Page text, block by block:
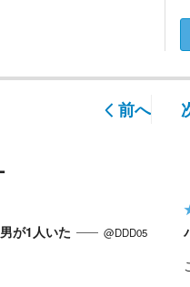
前へ
が1人いた
@DDD05